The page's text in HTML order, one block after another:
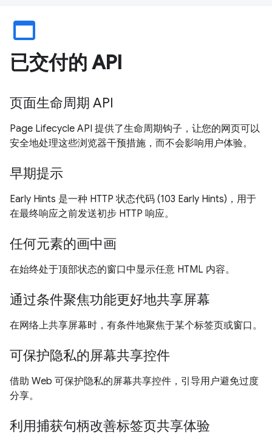
web_asset
已交付的 API
页面生命周期 API
Page Lifecycle API 提供了生命周期钩子，让您的网页可以
安全地处理这些浏览器干预措施，而不会影响用户体验。
早期提示
Early Hints 是一种 HTTP 状态代码 (103 Early Hints)，用于
在最终响应之前发送初步 HTTP 响应。
任何元素的画中画
在始终处于顶部状态的窗口中显示任意 HTML 内容。
通过条件聚焦功能更好地共享屏幕
在网络上共享屏幕时，有条件地聚焦于某个标签页或窗口。
可保护隐私的屏幕共享控件
借助 Web 可保护隐私的屏幕共享控件，引导用户避免过度
分享。
利用捕获句柄改善标签页共享体验